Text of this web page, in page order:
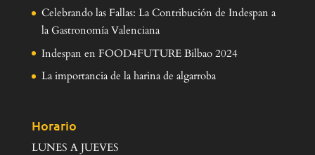
Celebrando las Fallas: La Contribución de Indespan a
la Gastronomía Valenciana
Indespan en FOOD4FUTURE Bilbao 2024
La importancia de la harina de algarroba
Horario
LUNES A JUEVES